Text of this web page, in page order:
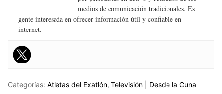
medios de comunicación tradicionales. Es
gente interesada en ofrecer información útil y confiable en
internet.
Categorías: Atletas del Exatlón, Televisión | Desde la Cuna